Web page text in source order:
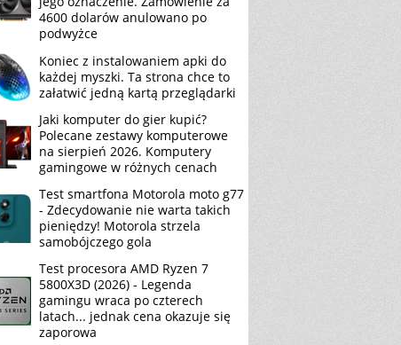
4600 dolarów anulowano po
podwyżce
Koniec z instalowaniem apki do
każdej myszki. Ta strona chce to
załatwić jedną kartą przeglądarki
Jaki komputer do gier kupić?
Polecane zestawy komputerowe
na sierpień 2026. Komputery
gamingowe w różnych cenach
Test smartfona Motorola moto g77
- Zdecydowanie nie warta takich
pieniędzy! Motorola strzela
samobójczego gola
Test procesora AMD Ryzen 7
5800X3D (2026) - Legenda
gamingu wraca po czterech
latach... jednak cena okazuje się
zaporowa